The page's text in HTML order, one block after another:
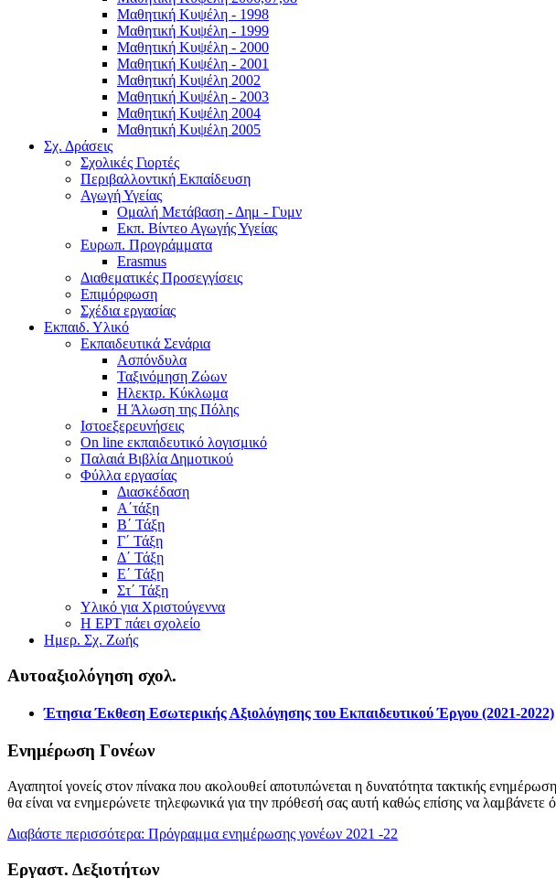
Μαθητική Κυψέλη - 1998
Μαθητική Κυψέλη - 1999
Μαθητική Κυψέλη - 2000
Μαθητική Κυψέλη - 2001
Μαθητική Κυψέλη 2002
Μαθητική Κυψέλη - 2003
Μαθητική Κυψέλη 2004
Μαθητική Κυψέλη 2005
Σχ. Δράσεις
Σχολικές Γιορτές
Περιβαλλοντική Εκπαίδευση
Αγωγή Υγείας
Ομαλή Μετάβαση - Δημ - Γυμν
Εκπ. Βίντεο Αγωγής Υγείας
Ευρωπ. Προγράμματα
Erasmus
Διαθεματικές Προσεγγίσεις
Επιμόρφωση
Σχέδια εργασίας
Εκπαιδ. Υλικό
Εκπαιδευτικά Σενάρια
Ασπόνδυλα
Ταξινόμηση Ζώων
Ηλεκτρ. Κύκλωμα
Η Άλωση της Πόλης
Ιστοεξερευνήσεις
On line εκπαιδευτικό λογισμικό
Παλαιά Βιβλία Δημοτικού
Φύλλα εργασίας
Διασκέδαση
Α΄τάξη
Β΄ Τάξη
Γ΄ Τάξη
Δ΄ Τάξη
Ε΄ Τάξη
Στ΄ Τάξη
Υλικό για Χριστούγεννα
Η ΕΡΤ πάει σχολείο
Ημερ. Σχ. Ζωής
Αυτοαξιολόγηση σχολ.
Έτησια Έκθεση Εσωτερικής Αξιολόγησης του Εκπαιδευτικού Έργου (2021-2022)
Ενημέρωση Γονέων
Αγαπητοί γονείς στον πίνακα που ακολουθεί αποτυπώνεται η δυνατότητα τακτικής
θα είναι να ενημερώνετε τηλεφωνικά για την πρόθεσή σας αυτή καθώς επίσης να
Διαβάστε περισσότερα: Πρόγραμμα ενημέρωσης γονέων 2021 -22
Εργαστ. Δεξιοτήτων